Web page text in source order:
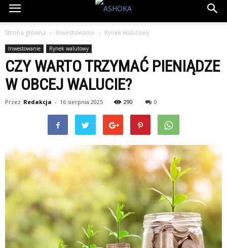
Strona główna Inwestowanie Rynek walutowy
Inwestowanie Rynek walutowy
CZY WARTO TRZYMAĆ PIENIĄDZE
W OBCEJ WALUCIE?
Przez Redakcja - 16 sierpnia 2025 290 0